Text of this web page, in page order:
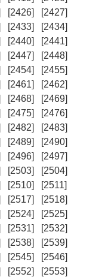
[2426]
[2427]
[2433]
[2434]
[2440]
[2441]
[2447]
[2448]
[2454]
[2455]
[2461]
[2462]
[2468]
[2469]
[2475]
[2476]
[2482]
[2483]
[2489]
[2490]
[2496]
[2497]
[2503]
[2504]
[2510]
[2511]
[2517]
[2518]
[2524]
[2525]
[2531]
[2532]
[2538]
[2539]
[2545]
[2546]
[2552]
[2553]